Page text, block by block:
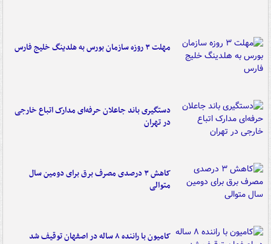
مهلت ۳ روزه سازمان بورس به هلدینگ خلیج فارس
دستگیری باند جاعلان حرفه‌ای مدارک اتباع خارجی
در تهران
کاهش ۳ درصدی مصرف برق برای دومین سال
متوالی
کامیون با راننده ۸ ساله در اصفهان توقیف شد